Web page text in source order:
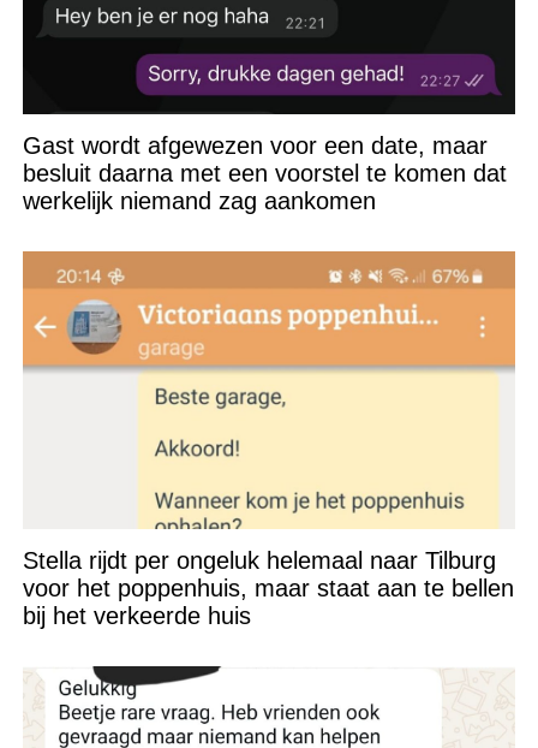
Gast wordt afgewezen voor een date, maar
besluit daarna met een voorstel te komen dat
werkelijk niemand zag aankomen
Stella rijdt per ongeluk helemaal naar Tilburg
voor het poppenhuis, maar staat aan te bellen
bij het verkeerde huis